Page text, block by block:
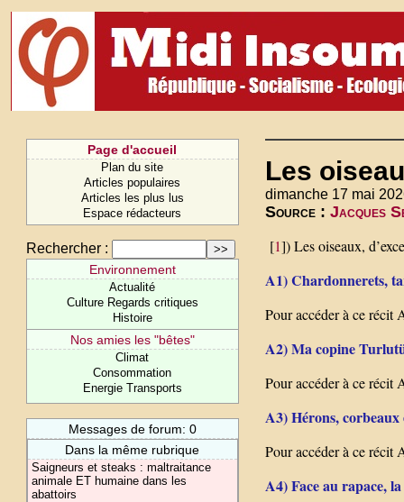
Page d'accueil
Plan du site
Articles populaires
Articles les plus lus
Espace rédacteurs
Rechercher :
Environnement
Actualité
Culture Regards critiques
Histoire
Nos amies les "bêtes"
Climat
Consommation
Energie Transports
Messages de forum: 0
Dans la même rubrique
Saigneurs et steaks : maltraitance
animale ET humaine dans les
abattoirs
Les
dimanche 17 mai
Source : Jacques
[1]) Les oiseaux,
A1) Chardonnerets,
Pour accéder à ce récit
A2) Ma copine
Pour accéder à ce récit
A3) Hérons, corbeaux
Pour accéder à ce récit
A4) Face au rapace, la